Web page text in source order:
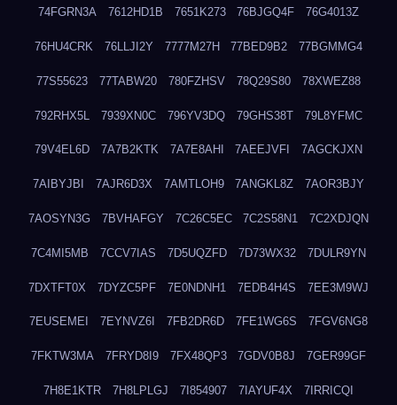
74FGRN3A 7612HD1B 7651K273 76BJGQ4F 76G4013Z
76HU4CRK 76LLJI2Y 7777M27H 77BED9B2 77BGMMG4
77S55623 77TABW20 780FZHSV 78Q29S80 78XWEZ88
792RHX5L 7939XN0C 796YV3DQ 79GHS38T 79L8YFMC
79V4EL6D 7A7B2KTK 7A7E8AHI 7AEEJVFI 7AGCKJXN
7AIBYJBI 7AJR6D3X 7AMTLOH9 7ANGKL8Z 7AOR3BJY
7AOSYN3G 7BVHAFGY 7C26C5EC 7C2S58N1 7C2XDJQN
7C4MI5MB 7CCV7IAS 7D5UQZFD 7D73WX32 7DULR9YN
7DXTFT0X 7DYZC5PF 7E0NDNH1 7EDB4H4S 7EE3M9WJ
7EUSEMEI 7EYNVZ6I 7FB2DR6D 7FE1WG6S 7FGV6NG8
7FKTW3MA 7FRYD8I9 7FX48QP3 7GDV0B8J 7GER99GF
7H8E1KTR 7H8LPLGJ 7I854907 7IAYUF4X 7IRRICQI